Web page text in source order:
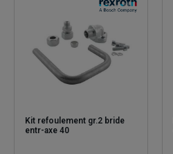
Kit refoulement gr.2 bride
entr-axe 40